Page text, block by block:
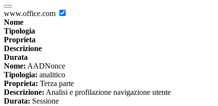
www.office.com
Nome
Tipologia
Proprieta
Descrizione
Durata
Nome: AADNonce
Tipologia: analitico
Proprieta: Terza parte
Descrizione: Analisi e profilazione navigazione utente
Durata: Sessione